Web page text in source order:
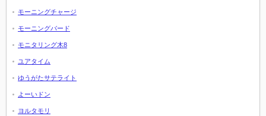
モーニングチャージ
モーニングバード
モニタリング木8
ユアタイム
ゆうがたサテライト
よーいドン
ヨルタモリ